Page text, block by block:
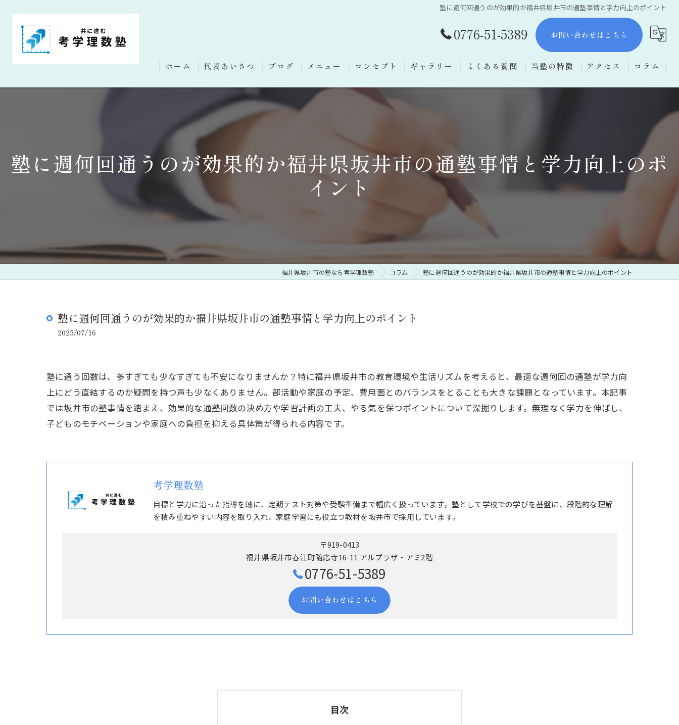
塾に週何回通うのが効果的か福井県坂井市の通塾事情と学力向上のポイント
0776-51-5389 お問い合わせはこちら
ホーム 代表あいさつ ブログ メニュー コンセプト ギャラリー よくある質問 当塾の特徴
福井市の塾
中学生
アクセス コラム
塾に週何回通うのが効果的か福井県坂井市の通塾事情と学力向上のポ
イント
福井県坂井市の塾なら考学理数塾 コラム 塾に週何回通うのが効果的か福井県坂井市の通塾事情と学力向上のポイント
塾に週何回通うのが効果的か福井県坂井市の通塾事情と学力向上のポイント
2025/07/16
塾に通う回数は、多すぎても少なすぎても不安になりませんか？特に福井県坂井市の教育環境や生活リズムを考えると、最適な週何回の通塾が学力向
上にどう直結するのか疑問を持つ声も少なくありません。部活動や家庭の予定、費用面とのバランスをとることも大きな課題となっています。本記事
では坂井市の塾事情を踏まえ、効果的な通塾回数の決め方や学習計画の工夫、やる気を保つポイントについて深掘りします。無理なく学力を伸ばし、
子どものモチベーションや家庭への負担を抑える具体策が得られる内容です。
考学理数塾
目標と学力に沿った指導を軸に、定期テスト対策や受験準備まで幅広く扱っています。塾として学校での学びを基盤に、段階的な理解
を積み重ねやすい内容を取り入れ、家庭学習にも役立つ教材を坂井市で採用しています。
〒919-0413
福井県坂井市春江町随応寺16-11 アルプラザ・アミ2階
0776-51-5389
お問い合わせはこちら
目次